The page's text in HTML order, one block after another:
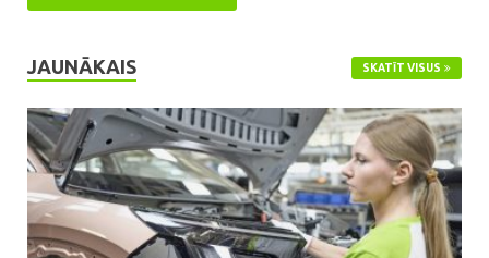
JAUNĀKAIS SKATĪT VISUS